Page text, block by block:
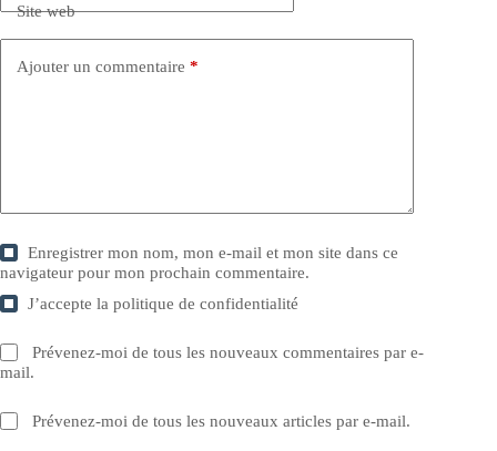
Site web
Ajouter un commentaire *
Enregistrer mon nom, mon e-mail et mon site dans ce
navigateur pour mon prochain commentaire.
J’accepte lapolitique de confidentialité
Prévenez-moi de tous les nouveaux commentaires par e-
mail.
Prévenez-moi de tous les nouveaux articles par e-mail.